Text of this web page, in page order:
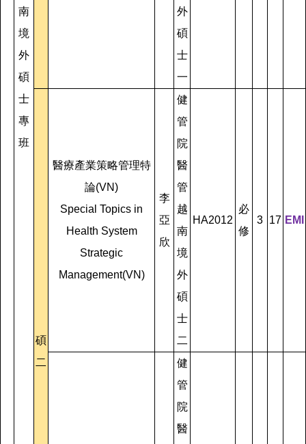
南
境
外
碩
士
專
班
外
碩
士
一
碩
二
醫療產業策略管理特
論(VN)
Special Topics in
Health System
Strategic
Management(VN)
李
亞
欣
健
管
院
醫
管
越
南
境
外
碩
士
二
HA2012
必
修
3 17 EMI
健
管
院
醫